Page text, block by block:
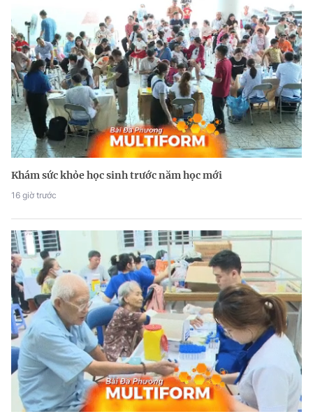
Khám sức khỏe học sinh trước năm học mới
16 giờ trước